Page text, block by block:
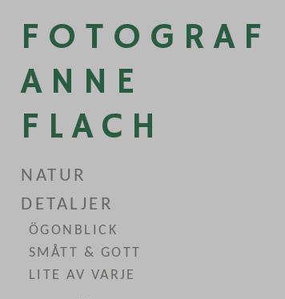
FOTOGRAF
ANNE
FLACH
NATUR
DETALJER
ÖGONBLICK
SMÅTT & GOTT
LITE AV VARJE